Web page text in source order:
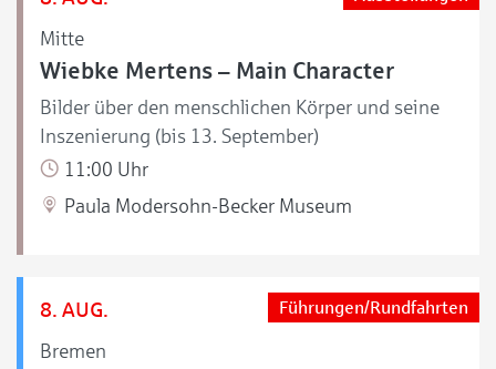
Mitte
Wiebke Mertens – Main Character
Bilder über den menschlichen Körper und seine
Inszenierung (bis 13. September)
11:00 Uhr
Paula Modersohn-Becker Museum
8. AUG.
Bremen
Führungen/Rundfahrten